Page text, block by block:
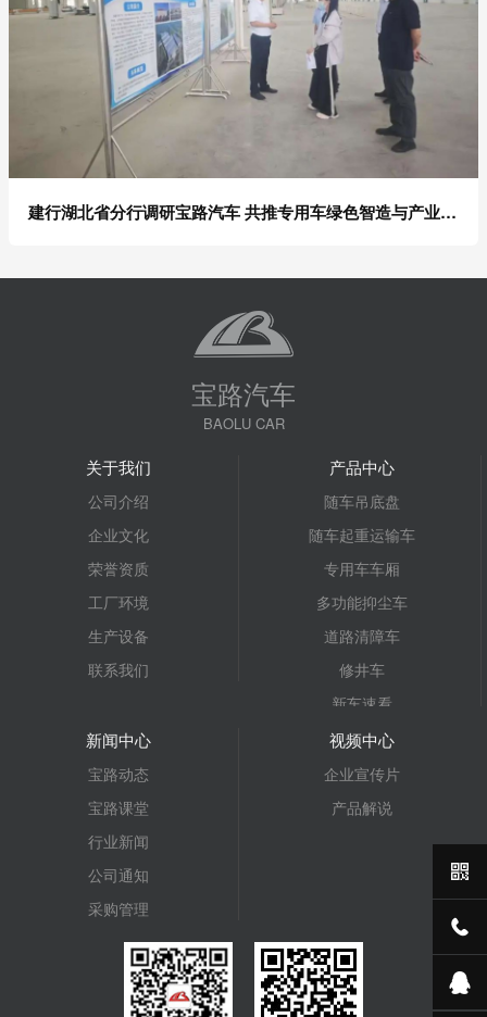
建行湖北省分行调研宝路汽车 共推专用车绿色智造与产业升级
宝路汽车
BAOLU CAR
关于我们
公司介绍
企业文化
荣誉资质
工厂环境
生产设备
联系我们
产品中心
随车吊底盘
随车起重运输车
专用车车厢
多功能抑尘车
道路清障车
修井车
新车速看
仓栅车
宝路汽车
抓斗式垃圾车
新闻中心
宝路动态
宝路课堂
行业新闻
公司通知
采购管理
视频中心
企业宣传片
产品解说